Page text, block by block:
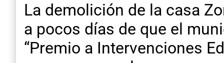
La demolición de la casa
a pocos días de que el
“Premio a Intervenciones